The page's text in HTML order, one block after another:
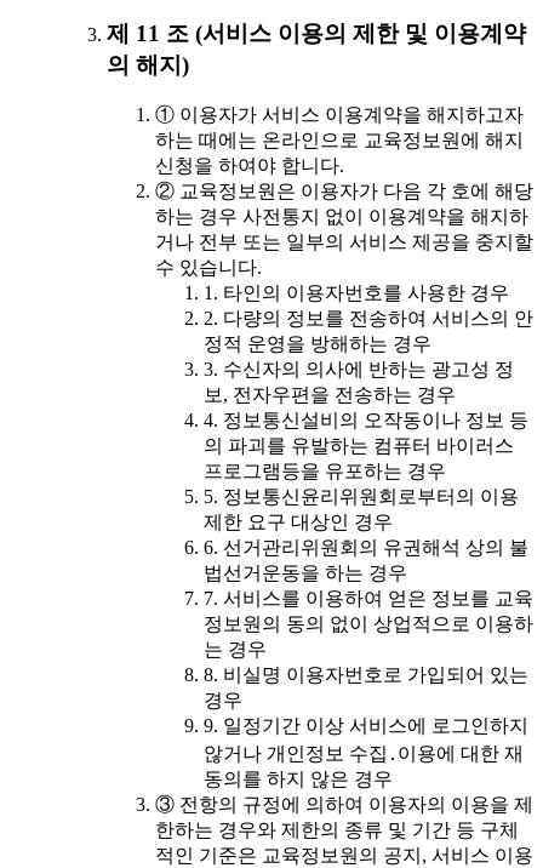
제 11 조 (서비스 이용의 제한 및 이용계약
의 해지)
① 이용자가 서비스 이용계약을 해지하고자
하는 때에는 온라인으로 교육정보원에 해지
신청을 하여야 합니다.
② 교육정보원은 이용자가 다음 각 호에 해당
하는 경우 사전통지 없이 이용계약을 해지하
거나 전부 또는 일부의 서비스 제공을 중지할
수 있습니다.
1. 타인의 이용자번호를 사용한 경우
2. 다량의 정보를 전송하여 서비스의 안
정적 운영을 방해하는 경우
3. 수신자의 의사에 반하는 광고성 정
보, 전자우편을 전송하는 경우
4. 정보통신설비의 오작동이나 정보 등
의 파괴를 유발하는 컴퓨터 바이러스
프로그램등을 유포하는 경우
5. 정보통신윤리위원회로부터의 이용
제한 요구 대상인 경우
6. 선거관리위원회의 유권해석 상의 불
법선거운동을 하는 경우
7. 서비스를 이용하여 얻은 정보를 교육
정보원의 동의 없이 상업적으로 이용하
는 경우
8. 비실명 이용자번호로 가입되어 있는
경우
9. 일정기간 이상 서비스에 로그인하지
않거나 개인정보 수집․이용에 대한 재
동의를 하지 않은 경우
③ 전항의 규정에 의하여 이용자의 이용을 제
한하는 경우와 제한의 종류 및 기간 등 구체
적인 기준은 교육정보원의 공지, 서비스 이용